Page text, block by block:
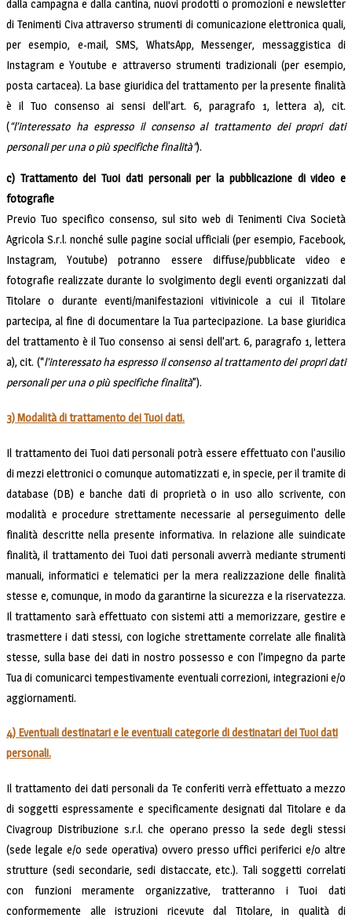
dalla campagna e dalla cantina, nuovi prodotti o promozioni e newsletter
di Tenimenti Civa attraverso strumenti di comunicazione elettronica quali,
per esempio, e-mail, SMS, WhatsApp, Messenger, messaggistica di
Instagram e Youtube e attraverso strumenti tradizionali (per esempio,
posta cartacea). La base giuridica del trattamento per la presente finalità
è il Tuo consenso ai sensi dell’art. 6, paragrafo 1, lettera a), cit.
(“l’interessato ha espresso il consenso al trattamento dei propri dati
personali per una o più specifiche finalità”).
c) Trattamento dei Tuoi dati personali per la pubblicazione di video e
fotografie
Previo Tuo specifico consenso, sul sito web di Tenimenti Civa Società
Agricola S.r.l. nonché sulle pagine social ufficiali (per esempio, Facebook,
Instagram, Youtube) potranno essere diffuse/pubblicate video e
fotografie realizzate durante lo svolgimento degli eventi organizzati dal
Titolare o durante eventi/manifestazioni vitivinicole a cui il Titolare
partecipa, al fine di documentare la Tua partecipazione. La base giuridica
del trattamento è il Tuo consenso ai sensi dell’art. 6, paragrafo 1, lettera
a), cit. (“l’interessato ha espresso il consenso al trattamento dei propri dati
personali per una o più specifiche finalità”).
3) Modalità di trattamento dei Tuoi dati.
Il trattamento dei Tuoi dati personali potrà essere effettuato con l’ausilio
di mezzi elettronici o comunque automatizzati e, in specie, per il tramite di
database (DB) e banche dati di proprietà o in uso allo scrivente, con
modalità e procedure strettamente necessarie al perseguimento delle
finalità descritte nella presente informativa. In relazione alle suindicate
finalità, il trattamento dei Tuoi dati personali avverrà mediante strumenti
manuali, informatici e telematici per la mera realizzazione delle finalità
stesse e, comunque, in modo da garantirne la sicurezza e la riservatezza.
Il trattamento sarà effettuato con sistemi atti a memorizzare, gestire e
trasmettere i dati stessi, con logiche strettamente correlate alle finalità
stesse, sulla base dei dati in nostro possesso e con l’impegno da parte
Tua di comunicarci tempestivamente eventuali correzioni, integrazioni e/o
aggiornamenti.
4) Eventuali destinatari e le eventuali categorie di destinatari dei Tuoi dati
personali.
Il trattamento dei dati personali da Te conferiti verrà effettuato a mezzo
di soggetti espressamente e specificamente designati dal Titolare e da
Civagroup Distribuzione s.r.l. che operano presso la sede degli stessi
(sede legale e/o sede operativa) ovvero presso uffici periferici e/o altre
strutture (sedi secondarie, sedi distaccate, etc.). Tali soggetti correlati
con funzioni meramente organizzative, tratteranno i Tuoi dati
conformemente alle istruzioni ricevute dal Titolare, in qualità di